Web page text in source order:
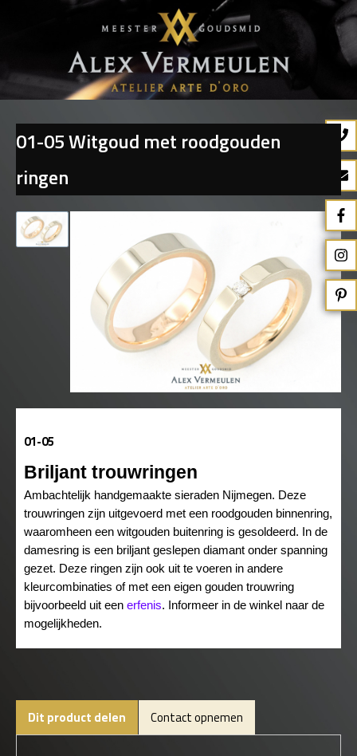
Terug naar overzicht
01-05 Witgoud met roodgouden
ringen
01-05
Briljant trouwringen
Ambachtelijk handgemaakte sieraden Nijmegen. Deze
trouwringen zijn uitgevoerd met een roodgouden binnenring,
waaromheen een witgouden buitenring is gesoldeerd. In de
damesring is een briljant geslepen diamant onder spanning
gezet. Deze ringen zijn ook uit te voeren in andere
kleurcombinaties of met een eigen gouden trouwring
bijvoorbeeld uit een erfenis. Informeer in de winkel naar de
mogelijkheden.
Dit product delen Contact opnemen